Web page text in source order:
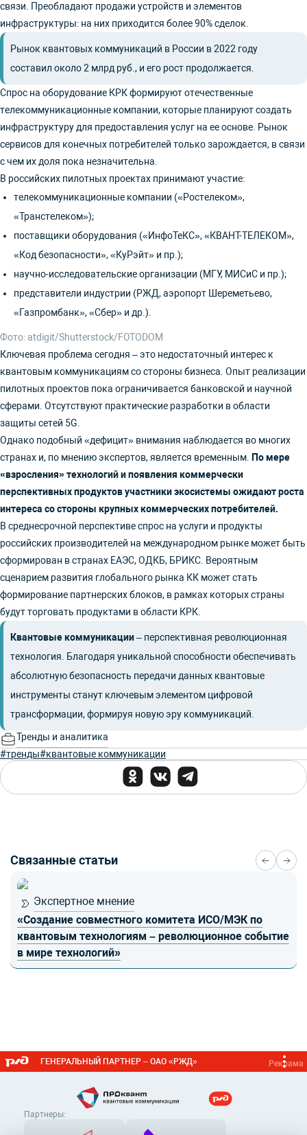
связи. Преобладают продажи устройств и элементов
инфраструктуры: на них приходится более 90% сделок.
Рынок квантовых коммуникаций в России в 2022 году
составил около 2 млрд руб., и его рост продолжается.
Спрос на оборудование КРК формируют отечественные
телекоммуникационные компании, которые планируют создать
инфраструктуру для предоставления услуг на ее основе. Рынок
сервисов для конечных потребителей только зарождается, в связи
с чем их доля пока незначительна.
В российских пилотных проектах принимают участие:
телекоммуникационные компании («Ростелеком»,
«Транстелеком»);
поставщики оборудования («ИнфоТеКС», «КВАНТ-ТЕЛЕКОМ»,
«Код безопасности», «КуРэйт» и пр.);
научно-исследовательские организации (МГУ, МИСиС и пр.);
представители индустрии (РЖД, аэропорт Шереметьево,
«Газпромбанк», «Сбер» и др.).
Фото: atdigit/Shutterstock/FOTODOM
Ключевая проблема сегодня – это недостаточный интерес к
квантовым коммуникациям со стороны бизнеса. Опыт реализации
пилотных проектов пока ограничивается банковской и научной
сферами. Отсутствуют практические разработки в области
защиты сетей 5G.
Однако подобный «дефицит» внимания наблюдается во многих
странах и, по мнению экспертов, является временным.
По мере
«взросления» технологий и появления коммерчески
перспективных продуктов участники экосистемы ожидают роста
интереса со стороны крупных коммерческих потребителей.
В среднесрочной перспективе спрос на услуги и продукты
российских производителей на международном рынке может быть
сформирован в странах ЕАЭС, ОДКБ, БРИКС. Вероятным
сценарием развития глобального рынка КК может стать
формирование партнерских блоков, в рамках которых страны
будут торговать продуктами в области КРК.
Квантовые коммуникации– перспективная революционная
технология. Благодаря уникальной способности обеспечивать
абсолютную безопасность передачи данных квантовые
инструменты станут ключевым элементом цифровой
трансформации, формируя новую эру коммуникаций.
Тренды и аналитика
#тренды#квантовые коммуникации
Связанные статьи
Экспертное мнение
«Создание совместного комитета ИСО/МЭК по
квантовым технологиям – революционное событие
в мире технологий»
ГЕНЕРАЛЬНЫЙ ПАРТНЕР – ОАО «РЖД» Реклама
Партнеры: